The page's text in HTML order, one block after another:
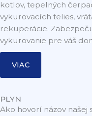
kotlov, tepelných
vykurovacích telies,
rekuperácie.
vykurovanie pre váš
VIAC
PLYN
Ako hovorí názov našej